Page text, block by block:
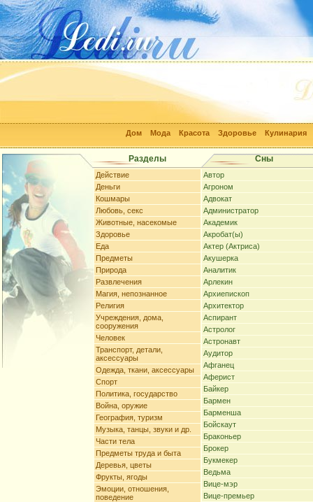
Дом Мода Красота Здоровье Кулинария
Разделы Сны
Действие
Деньги
Кошмары
Любовь, секс
Животные, насекомые
Здоровье
Еда
Предметы
Природа
Развлечения
Магия, непознанное
Религия
Учреждения, дома,
сооружения
Человек
Транспорт, детали,
аксессуары
Одежда, ткани, аксессуары
Спорт
Политика, государство
Война, оружие
География, туризм
Музыка, танцы, звуки и др.
Части тела
Предметы труда и быта
Деревья, цветы
Фрукты, ягоды
Эмоции, отношения,
поведение
Автор
Агроном
Адвокат
Администратор
Академик
Акробат(ы)
Актер (Актриса)
Акушерка
Аналитик
Арлекин
Архиепископ
Архитектор
Аспирант
Астролог
Астронавт
Аудитор
Афганец
Аферист
Байкер
Бармен
Барменша
Бойскаут
Браконьер
Брокер
Букмекер
Ведьма
Вице-мэр
Вице-премьер